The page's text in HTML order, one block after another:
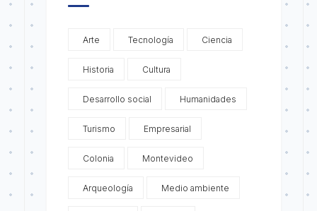
Arte Tecnología Ciencia
Historia Cultura
Desarrollo social Humanidades
Turismo Empresarial
Colonia Montevideo
Arqueología Medio ambiente